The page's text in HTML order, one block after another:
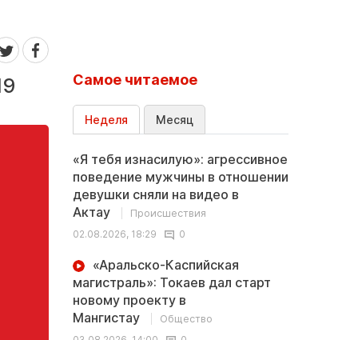
Самое читаемое
Неделя Месяц
«Я тебя изнасилую»: агрессивное
поведение мужчины в отношении
девушки сняли на видео в
Актау
Происшествия
02.08.2026, 18:29
0
«Аральско-Каспийская
магистраль»: Токаев дал старт
новому проекту в
Мангистау
Общество